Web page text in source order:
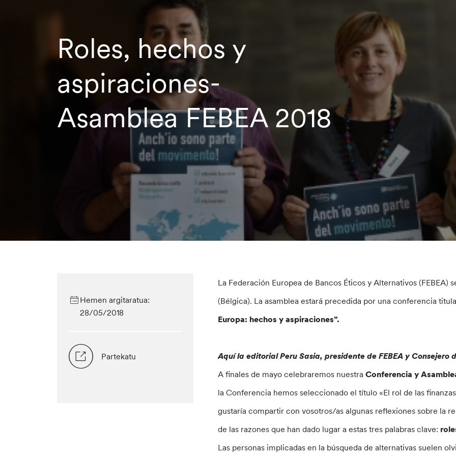
Roles, hechos y
aspiraciones-
Asamblea FEBEA 2018
Hemen argitaratua:
28/05/2018
Partekatu
La Federación Europea de Bancos Éticos y Alternativos (FEBEA)
(Bélgica). La asamblea estará precedida por una conferencia
Europa: hechos y aspiraciones”.
Aquí la editorial Peru Sasia, presidente de FEBEA y Consejero
A finales de mayo celebraremos nuestra Conferencia y
la Conferencia hemos seleccionado el título «El rol de las
gustaría compartir con vosotros/as algunas reflexiones sobre la
de las razones que han dado lugar a estas tres palabras clave:
Las personas implicadas en la búsqueda de alternativas suelen